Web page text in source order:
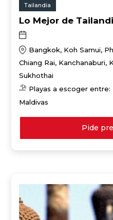
Tailandia
Lo Mejor de
Bangkok, Koh Samui,
Chiang Rai, Kanchanaburi,
Sukhothai
Playas a escoger entre:
Maldivas
Pide